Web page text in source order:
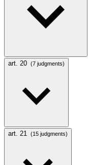
art. 20 (7 judgments)
art. 21 (15 judgments)